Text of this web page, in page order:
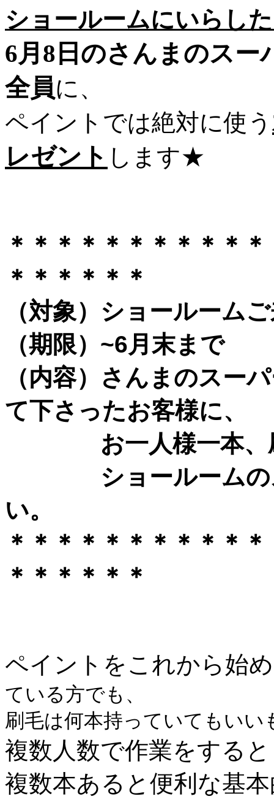
ショールームにいらし
6月8日のさんまのスー
全員に、
ペイントでは絶対に使う
レゼント します★
＊＊＊＊＊＊＊＊＊＊
＊＊＊＊＊＊
（対象）ショールーム
（期限）~6月末まで
（内容）さんまのスー
て下さったお客様に、
お一人様一本、刷
ショールームのス
い。
＊＊＊＊＊＊＊＊＊＊
＊＊＊＊＊＊
ペイントをこれから始
ている方でも、
刷毛は何本持っていてもいい
複数人数で作業をする
複数本あると便利な基